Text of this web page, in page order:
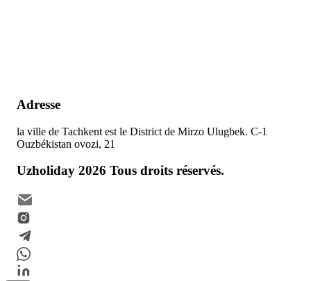
Adresse
la ville de Tachkent est le District de Mirzo Ulugbek. C-1
Ouzbékistan ovozi, 21
Uzholiday 2026 Tous droits réservés.